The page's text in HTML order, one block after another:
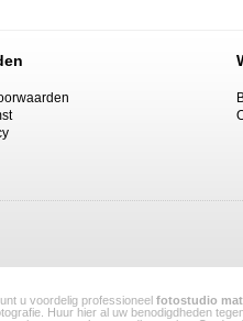
lichtgewicht. De
verspreid, maar
Bevestig de
u voordelig professioneel fotostudio
Huur hier al uw benodigdheden